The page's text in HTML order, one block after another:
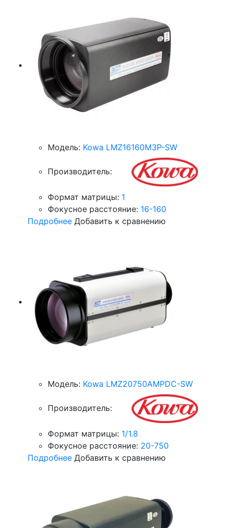
Модель: Kowa LMZ16160M3P-SW
Производитель:
Формат матрицы: 1
Фокусное расстояние: 16-160
Подробнее Добавить к сравнению
Модель: Kowa LMZ20750AMPDC-SW
Производитель:
Формат матрицы: 1/1.8
Фокусное расстояние: 20-750
Подробнее Добавить к сравнению